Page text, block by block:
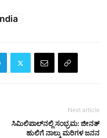
Next article
ಸಿಮಿಲಿಪಾಲ್‌ನಲ್ಲಿ ಸಂಭ್ರಮ: ಜೀನತ್
ಹುಲಿಗೆ ನಾಲ್ಕು ಮರಿಗಳ ಜನನ